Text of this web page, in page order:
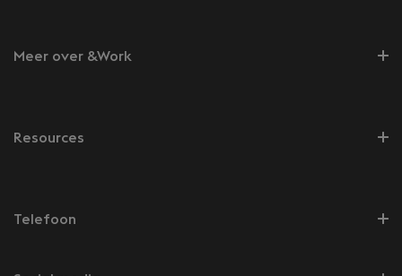
Meer over &Work
Resources
Telefoon